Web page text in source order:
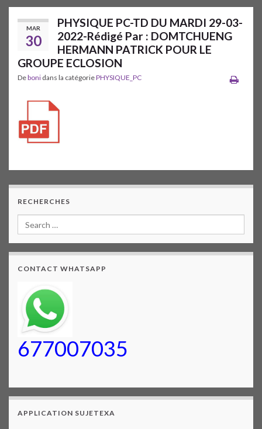
MAR
30
PHYSIQUE PC-TD DU MARDI 29-03-
2022-Rédigé Par : DOMTCHUENG
HERMANN PATRICK POUR LE
GROUPE ECLOSION
Deboni dans la catégoriePHYSIQUE_PC
RECHERCHES
CONTACT WHATSAPP
677007035
APPLICATION SUJETEXA